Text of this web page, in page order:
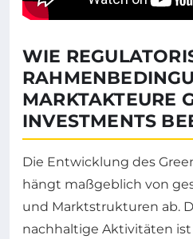
WIE
MARKTAKTEURE
INVESTMENTS
Die Entwicklung des
hängt maßgeblich von
und Marktstrukturen ab.
nachhaltige Aktivitäten